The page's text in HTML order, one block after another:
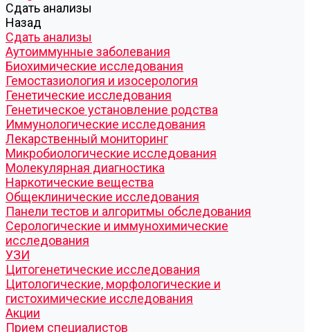
Cдать анализы
Назад
Cдать анализы
Аутоиммунные заболевания
Биохимические исследования
Гемостазиология и изосерология
Генетические исследования
Генетическое установление родства
Иммунологические исследования
Лекарственный мониторинг
Микробиологические исследования
Молекулярная диагностика
Наркотические вещества
Общеклинические исследования
Панели тестов и алгоритмы обследования
Серологические и иммунохимические
исследования
УЗИ
Цитогенетические исследования
Цитологические, морфологические и
гистохимические исследования
Акции
Прием специалистов